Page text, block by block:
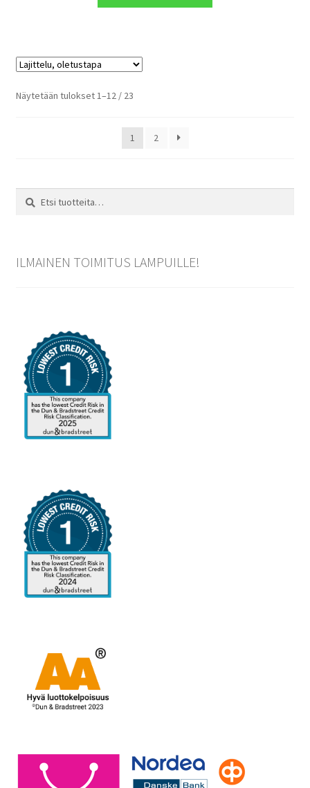
Näytetään tulokset 1–12 / 23
1 2
Etsi:
Haku
ILMAINEN TOIMITUS LAMPUILLE!